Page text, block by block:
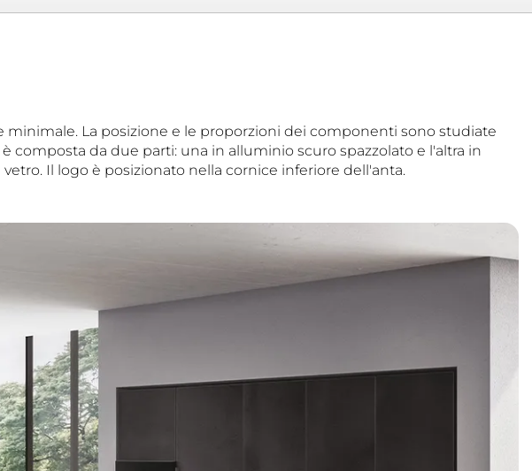
minimale. La posizione e le proporzioni dei componenti sono studiate
composta da due parti: una in alluminio scuro spazzolato e l'altra in
Il logo è posizionato nella cornice inferiore dell'anta.